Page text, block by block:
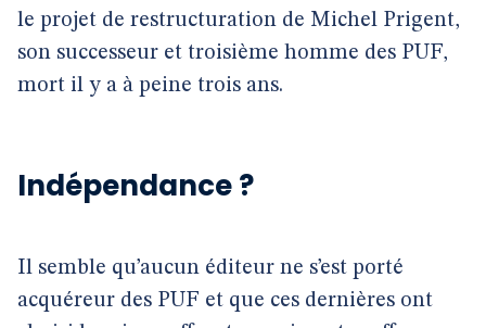
le projet de restructuration de Michel Prigent,
son successeur et troisième homme des PUF,
mort il y a à peine trois ans.
Indépendance ?
Il semble qu’aucun éditeur ne s’est porté
acquéreur des PUF et que ces dernières ont